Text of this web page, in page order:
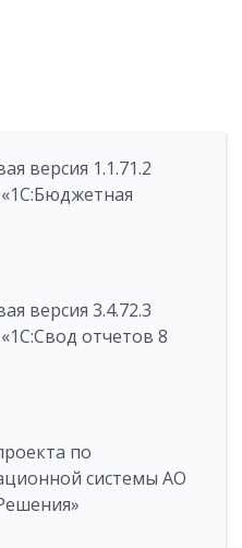
версия 1.1.71.2
версия 3.4.72.3
отчетов 8
по
системы АО